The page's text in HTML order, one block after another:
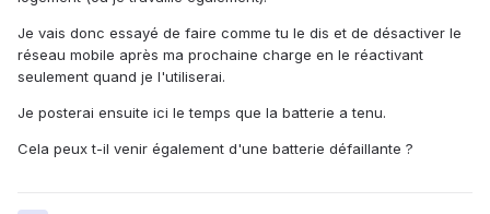
Je vais donc essayé de faire comme tu le dis et de désactiver le
réseau mobile après ma prochaine charge en le réactivant
seulement quand je l'utiliserai.
Je posterai ensuite ici le temps que la batterie a tenu.
Cela peux t-il venir également d'une batterie défaillante ?